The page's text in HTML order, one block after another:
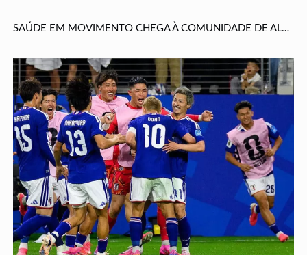
SAÚDE EM MOVIMENTO CHEGA À COMUNIDADE DE ALTO ITAPEMIRIM E AMPLIA ACESSO AOS SERVIÇOS DE SAÚDE